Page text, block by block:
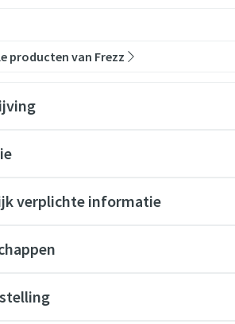
producten van Frezz
verplichte informatie
9 essentiële aminozuren – Volwaardige